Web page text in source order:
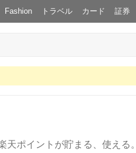
Fashion トラベル カード 証券
天ポイントが貯まる、使える。